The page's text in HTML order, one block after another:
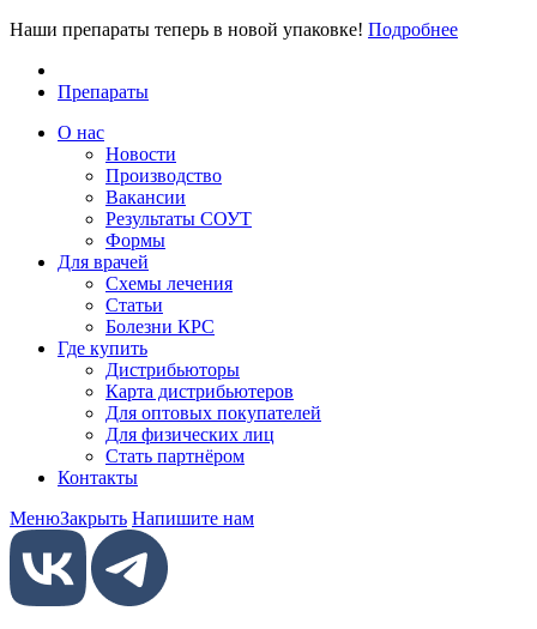
Наши препараты теперь в новой упаковке! Подробнее
Препараты
О нас
Новости
Производство
Вакансии
Результаты СОУТ
Формы
Для врачей
Схемы лечения
Статьи
Болезни КРС
Где купить
Дистрибьюторы
Карта дистрибьютеров
Для оптовых покупателей
Для физических лиц
Стать партнёром
Контакты
МенюЗакрыть Напишите нам